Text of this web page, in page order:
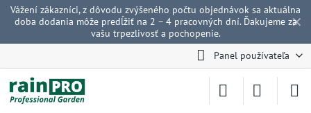
✕
Vážení zákazníci, z dôvodu zvýšeného počtu objednávok sa aktuálna
doba dodania môže predĺžiť na 2 – 4 pracovných dní. Ďakujeme za
vašu trpezlivosť a pochopenie.
Panel používateľa